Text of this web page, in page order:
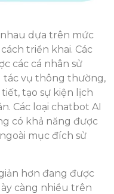
dựa trên mức
triển khai. Các
các cá nhân sử
vụ thông thường,
tạo sự kiện lịch
Các loại chatbot AI
có khả năng được
mục đích sử
hơn đang được
càng nhiều trên